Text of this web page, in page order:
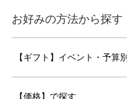
お好みの方法から探す
【ギフト】イベント・予算別
【価格】で探す